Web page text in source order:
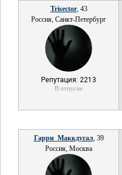
Trisector, 43
Россия, Санкт-Петербург
Репутация: 2213
В отпуске
Гарри_Маккдугал, 39
Россия, Москва